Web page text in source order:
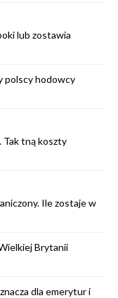
lub zostawia
polscy hodowcy
Tak tną koszty
Ile zostaje w
Brytanii
dla emerytur i